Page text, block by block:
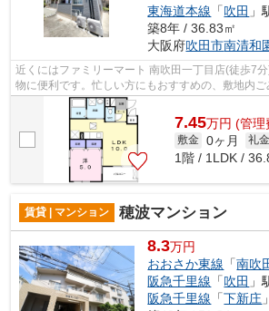
東海道本線 「吹田 」
築8年 / 36.83㎡
大阪府吹田市南清和
近くにはファミリーマート 南吹田一丁目店(徒歩7
物に便利です。忙しい方にもおすすめの、敷地内
す。2駅利用可能の物件です。こちらの...
7.45万円 (管理
敷金 0ヶ月 礼金
1階 / 1LDK /
賃貸 | マンション 穂波マンション
8.3万円
おおさか東線 「南吹
阪急千里線 「吹田 」
阪急千里線 「下新庄